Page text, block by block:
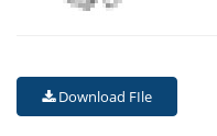
Download FIle